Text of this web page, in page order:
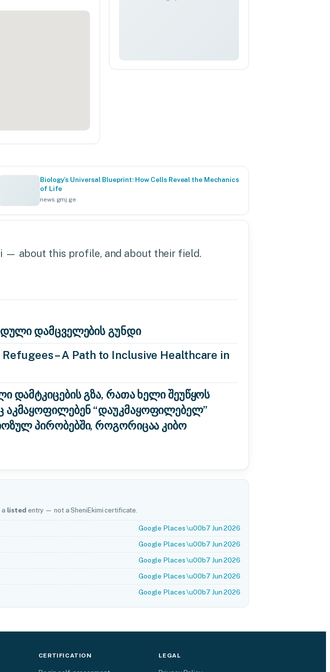
Biology’s Universal Blueprint: How Cells Reveal the Mechanics
of Life
news.gmj.ge
— about this profile, and about their field.
დამცველების გუნდი
– A Path to Inclusive Healthcare in
დამტკიცების გზა, რათა ხელი შეუწყოს
აკმაყოფილებენ “დაუკმაყოფილებელ”
პირობებში, როგორიცაა კიბო
a listed entry — not a SheniEkimi certificate.
Google Places \u00b7 Jun 2026
Google Places \u00b7 Jun 2026
Google Places \u00b7 Jun 2026
Google Places \u00b7 Jun 2026
Google Places \u00b7 Jun 2026
CERTIFICATION LEGAL